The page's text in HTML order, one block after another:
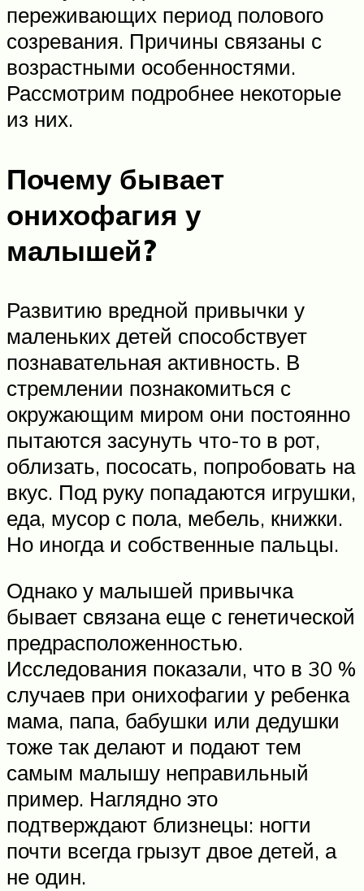
переживающих период полового
созревания. Причины связаны с
возрастными особенностями.
Рассмотрим подробнее некоторые
из них.
Почему бывает
онихофагия у
малышей?
Развитию вредной привычки у
маленьких детей способствует
познавательная активность. В
стремлении познакомиться с
окружающим миром они постоянно
пытаются засунуть что-то в рот,
облизать, пососать, попробовать на
вкус. Под руку попадаются игрушки,
еда, мусор с пола, мебель, книжки.
Но иногда и собственные пальцы.
Однако у малышей привычка
бывает связана еще с генетической
предрасположенностью.
Исследования показали, что в 30 %
случаев при онихофагии у ребенка
мама, папа, бабушки или дедушки
тоже так делают и подают тем
самым малышу неправильный
пример. Наглядно это
подтверждают близнецы: ногти
почти всегда грызут двое детей, а
не один.